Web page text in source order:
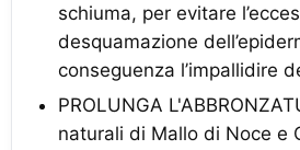
schiuma, per evitare
desquamazione
conseguenza l’impallidire
PROLUNGA
naturali di Mallo di Noce e